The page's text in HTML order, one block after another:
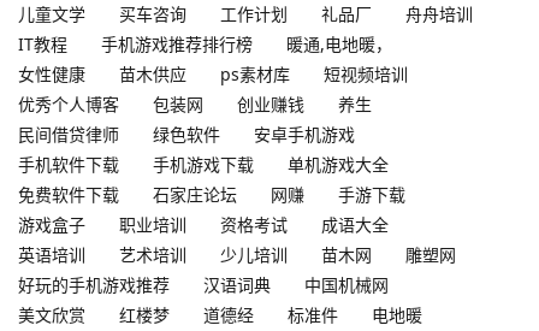
儿童文学
买车咨询 工作计划 礼品厂
舟舟培训
IT教程
手机游戏推荐排行榜
暖通,电地暖，
女性健康
苗木供应 ps素材库
短视频培训
优秀个人博客
包装网 创业赚钱
养生
民间借贷律师
绿色软件
安卓手机游戏
手机软件下载
手机游戏下载
单机游戏大全
免费软件下载
石家庄论坛 网赚
手游下载
游戏盒子
职业培训 资格考试
成语大全
英语培训
艺术培训 少儿培训 苗木网
雕塑网
好玩的手机游戏推荐
汉语词典
中国机械网
美文欣赏
红楼梦 道德经 标准件
电地暖